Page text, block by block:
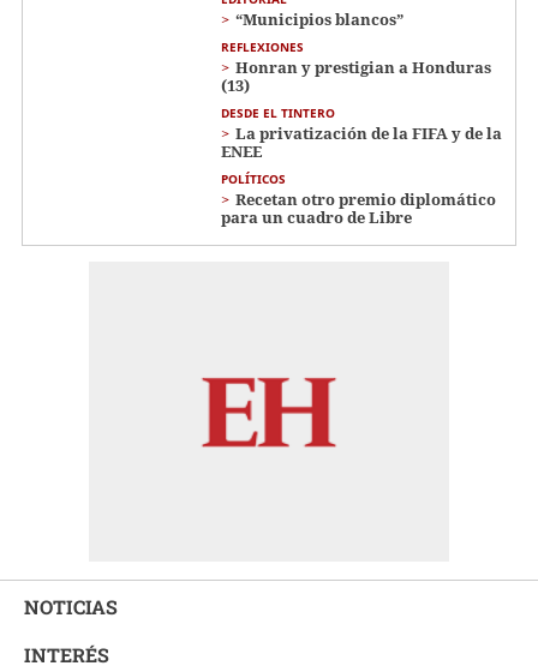
“Municipios blancos”
REFLEXIONES
Honran y prestigian a Honduras
(13)
DESDE EL TINTERO
La privatización de la FIFA y de la
ENEE
POLÍTICOS
Recetan otro premio diplomático
para un cuadro de Libre
NOTICIAS
INTERÉS